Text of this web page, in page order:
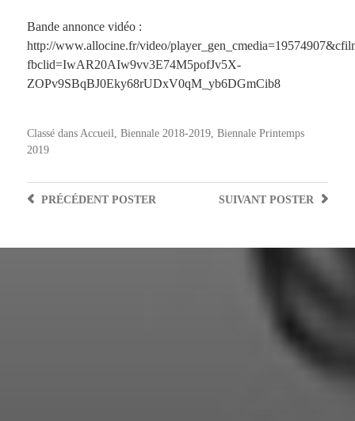
Bande annonce vidéo :
http://www.allocine.fr/video/
fbclid=IwAR20AIw9vv3E74M5pofJv5X-
ZOPv9SBqBJ0Eky68rUDxV0qM_yb6DGmCib8
Classé dans Accueil, Biennale 2018-2019, Biennale Printemps
2019
SUIVANT POSTER
PRÉCÉDENTPOSTER